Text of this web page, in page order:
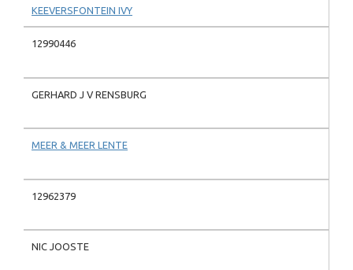
KEEVERSFONTEIN IVY
12990446
GERHARD J V RENSBURG
MEER & MEER LENTE
12962379
NIC JOOSTE